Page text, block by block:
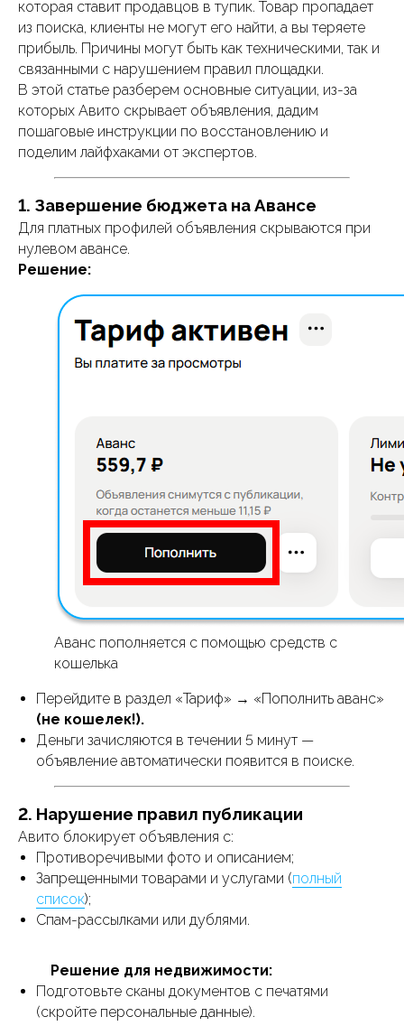
которая ставит продавцов в тупик. Товар пропадает
из поиска, клиенты не могут его найти, а вы теряете
прибыль. Причины могут быть как техническими, так и
связанными с нарушением правил площадки.
В этой статье разберем основные ситуации, из-за
которых Авито скрывает объявления, дадим
пошаговые инструкции по восстановлению и
поделим лайфхаками от экспертов.
1. Завершение бюджета на Авансе
Для платных профилей объявления скрываются при
нулевом авансе.
Решение:
Аванс пополняется с помощью средств с
кошелька
Перейдите в раздел «Тариф» → «Пополнить аванс»
(не кошелек!).
Деньги зачисляются в течении 5 минут —
объявление автоматически появится в поиске.
2. Нарушение правил публикации
Авито блокирует объявления с:
Противоречивыми фото и описанием;
Запрещенными товарами и услугами (полный
список);
Спам-рассылками или дублями.
Решение для недвижимости:
Подготовьте сканы документов с печатями
(скройте персональные данные).